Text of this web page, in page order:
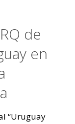
de
en